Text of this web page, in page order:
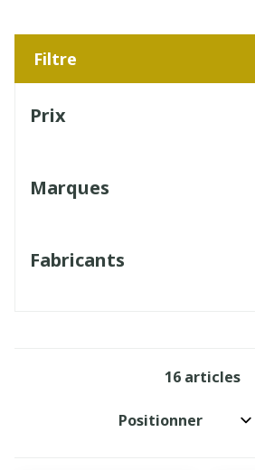
Filtre
Prix
Marques
Fabricants
16 articles
Trier par: